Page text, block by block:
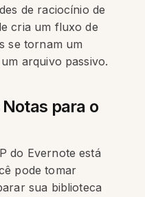
de raciocínio de
cria um fluxo de
se tornam um
arquivo passivo.
para o
do Evernote está
pode tomar
sua biblioteca